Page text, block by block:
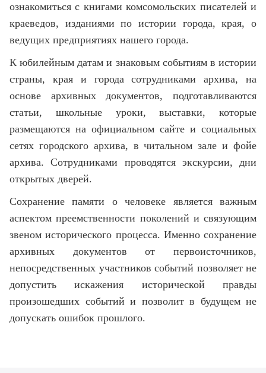
ознакомиться с книгами комсомольских писателей и
краеведов, изданиями по истории города, края, о
ведущих предприятиях нашего города.
К юбилейным датам и знаковым событиям в истории
страны, края и города сотрудниками архива, на
основе архивных документов, подготавливаются
статьи, школьные уроки, выставки, которые
размещаются на официальном сайте и социальных
сетях городского архива, в читальном зале и фойе
архива. Сотрудниками проводятся экскурсии, дни
открытых дверей.
Сохранение памяти о человеке является важным
аспектом преемственности поколений и связующим
звеном исторического процесса. Именно сохранение
архивных документов от первоисточников,
непосредственных участников событий позволяет не
допустить искажения исторической правды
произошедших событий и позволит в будущем не
допускать ошибок прошлого.